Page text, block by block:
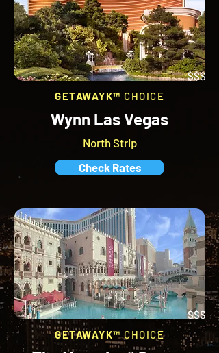
$$$
GETAWAYK™ CHOICE
Wynn Las Vegas
North Strip
Check Rates
$$$
GETAWAYK™CHOICE